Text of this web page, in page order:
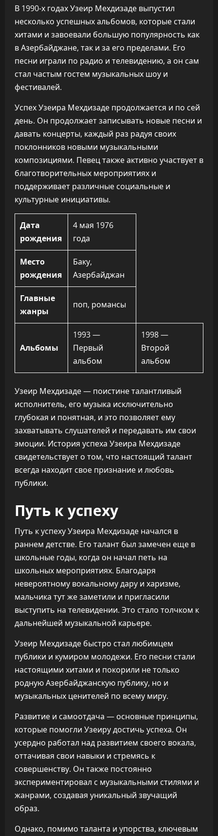
В 1990-х годах Узеир Мехдизаде выпустил
несколько успешных альбомов, которые стали
хитами и завоевали большую популярность как
в Азербайджане, так и за его пределами. Его
песни играли по радио и телевидению, а он сам
стал частым гостем музыкальных шоу и
фестивалей.
Успех Узеира Мехдизаде продолжается и по сей
день. Он продолжает записывать новые песни и
давать концерты, каждый раз радуя своих
поклонников новыми музыкальными
композициями. Певец также активно участвует в
благотворительных мероприятиях и
поддерживает различные социальные и
культурные инициативы.
Дата
рождения
4 мая 1976
года
Место
рождения
Баку,
Азербайджан
Главные
жанры
поп, романсы
Альбомы
1993 —
Первый
альбом
1998 —
Второй
альбом
Узеир Мехдизаде — поистине талантливый
исполнитель, его музыка исключительно
глубокая и понятная, и это позволяет ему
захватывать слушателей и передавать им свои
эмоции. История успеха Узеира Мехдизаде
свидетельствует о том, что настоящий талант
всегда находит свое признание и любовь
публики.
Путь к успеху
Путь к успеху Узеира Мехдизаде начался в
раннем детстве. Его талант был замечен еще в
школьные годы, когда он начал петь на
школьных мероприятиях. Благодаря
невероятному вокальному дару и харизме,
мальчика тут же заметили и пригласили
выступить на телевидении. Это стало толчком к
дальнейшей музыкальной карьере.
Узеир Мехдизаде быстро стал любимцем
публики и кумиром молодежи. Его песни стали
настоящими хитами и покорили не только
родную Азербайджанскую публику, но и
музыкальных ценителей по всему миру.
Развитие и самоотдача — основные принципы,
которые помогли Узеиру достичь успеха. Он
усердно работал над развитием своего вокала,
оттачивая свои навыки и стремясь к
совершенству. Он также постоянно
экспериментировал с музыкальными стилями и
жанрами, создавая уникальный звучащий
образ.
Однако, помимо таланта и упорства, ключевым